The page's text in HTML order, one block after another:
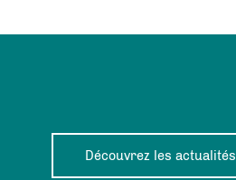
Découvrez les actualités